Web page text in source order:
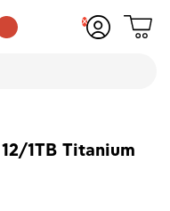
Δες
1TB Titanium